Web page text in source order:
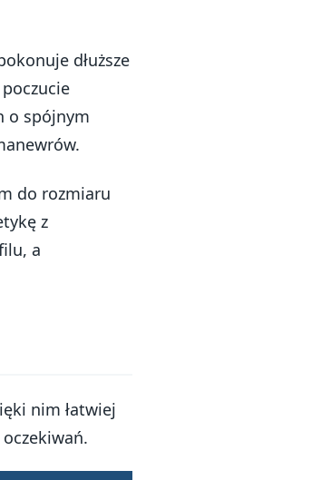
dłuższe
o spójnym
do rozmiaru
z
a
nim łatwiej